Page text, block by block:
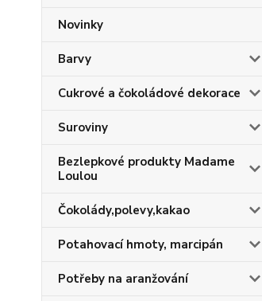
Novinky
Barvy
Cukrové a čokoládové dekorace
Suroviny
Bezlepkové produkty Madame
Loulou
Čokolády,polevy,kakao
Potahovací hmoty, marcipán
Potřeby na aranžování